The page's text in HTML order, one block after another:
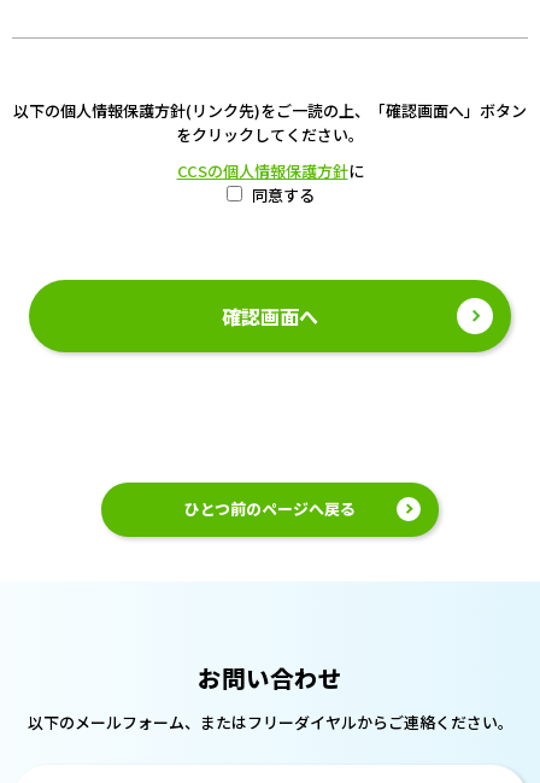
以下の個人情報保護方針(リンク先)をご一読の上、「確認画面へ」ボタン
をクリックしてください。
CCSの個人情報保護方針に
同意する
ひとつ前のページへ戻る
お問い合わせ
以下のメールフォーム、またはフリーダイヤルからご連絡ください。